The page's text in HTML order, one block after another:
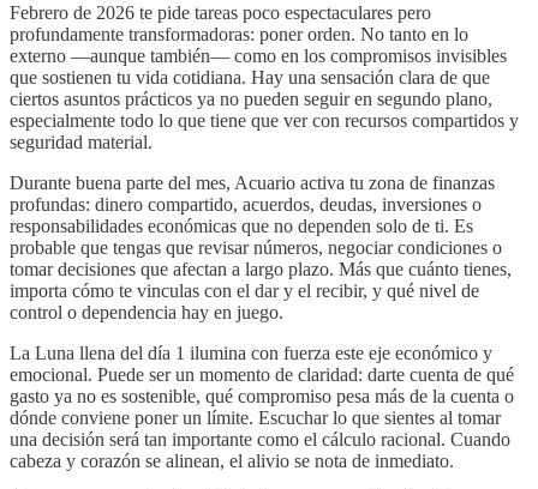
Febrero de 2026 te pide tareas poco espectaculares pero
profundamente transformadoras: poner orden. No tanto en lo
externo —aunque también— como en los compromisos invisibles
que sostienen tu vida cotidiana. Hay una sensación clara de que
ciertos asuntos prácticos ya no pueden seguir en segundo plano,
especialmente todo lo que tiene que ver con recursos compartidos y
seguridad material.
Durante buena parte del mes, Acuario activa tu zona de finanzas
profundas: dinero compartido, acuerdos, deudas, inversiones o
responsabilidades económicas que no dependen solo de ti. Es
probable que tengas que revisar números, negociar condiciones o
tomar decisiones que afectan a largo plazo. Más que cuánto tienes,
importa cómo te vinculas con el dar y el recibir, y qué nivel de
control o dependencia hay en juego.
La Luna llena del día 1 ilumina con fuerza este eje económico y
emocional. Puede ser un momento de claridad: darte cuenta de qué
gasto ya no es sostenible, qué compromiso pesa más de la cuenta o
dónde conviene poner un límite. Escuchar lo que sientes al tomar
una decisión será tan importante como el cálculo racional. Cuando
cabeza y corazón se alinean, el alivio se nota de inmediato.